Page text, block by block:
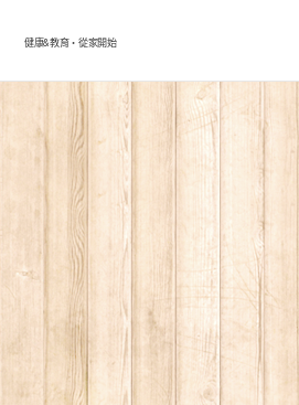
健康&教育・從家開始